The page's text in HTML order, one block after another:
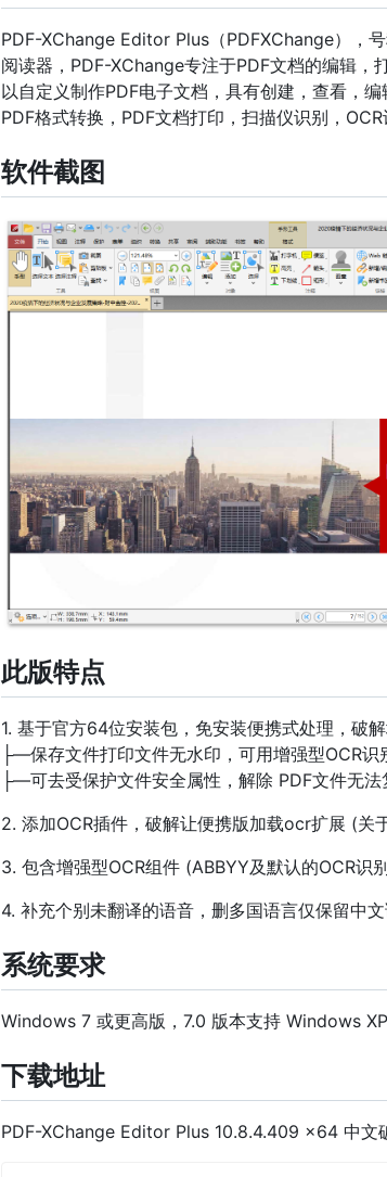
PDF-XChange Editor Plus（PDFXChange），
阅读器，PDF-XChange专注于PDF文档的编辑，
以自定义制作PDF电子文档，具有创建，查看，
PDF格式转换，PDF文档打印，扫描仪识别，OCR
软件截图
此版特点
1. 基于官方64位安装包，免安装便携式处理，破解
├—保存文件打印文件无水印，可用增强型OCR识
├—可去受保护文件安全属性，解除 PDF文件无法
2. 添加OCR插件，破解让便携版加载ocr扩展 (关
3. 包含增强型OCR组件 (ABBYY及默认的OCR识
4. 补充个别未翻译的语音，删多国语言仅保留中
系统要求
Windows 7 或更高版，7.0 版本支持 Windows
下载地址
PDF-XChange Editor Plus 10.8.4.409 x64 中文